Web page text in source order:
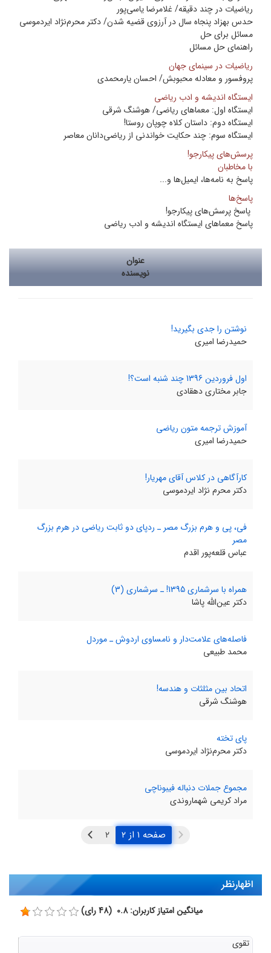
ریاضیات در چند دقیقه/ غلامرضا یاسی‌پور
حدس بهزاد پنجاه سال در آرزوی قضیه شدن/ دکتر محرم‌نژاد ایردموسی
مسائل برای حل
راهنمای حل مسائل
ریاضیات در سینمای جهان
پروفسور و معادله محبوبش/ احسان یارمحمدی
ایستگاه اندیشه و ادب ریاضی
ایستگاه اول: معماهای ریاضی/ هوشنگ شرقی
ایستگاه دوم: داستان کلاه چوپان روستا!
ایستگاه سوم: چند حکایت خواندنی از ریاضی‌دانان معاصر
پرسش‌های پیکارجو!
با مخاطبان
پاسخ‌ به نامه‌ها، ایمیل‌ها و...
پاسخ‌ها
پاسخ‌ پرسش‌های پیکارجو!
پاسخ‌ معماهای ایستگاه اندیشه و ادب ریاضی
عنوان
نویسنده
نوشتن را جدی بگیرید!
حمیدرضا امیری
اول فروردین 1396 چند شنبه است؟!
جابر مختاری دهقادی
آموزش ترجمه متون ریاضی
حمیدرضا امیری
کارآگاهی در کلاس آقای مهریار!
دکتر محرم نژاد ایردموسی
فی، ‌پی و هرم بزرگ مصر ـ ردپای دو ثابت ریاضی در هرم بزرگ
مصر
عباس قلعه‌پور اقدم
همراه با سرشماری 1395! ـ سرشماری (3)
دکتر عین‌الله پاشا
فاصله‌های علامت‌دار و نامساوی اردوش ـ موردل
محمد طبیعی
اتحاد بین مثلثات و هندسه!
هوشنگ شرقی
پای تخته
دکتر محرم‌نژاد ایردموسی
مجموع جملات دنباله فیبوناچی
مراد کریمی شهماروندی
صفحه ۱ از ۲
اظهارنظر
میانگین امتیاز کاربران: 0.8 (48 رای)
تقوی